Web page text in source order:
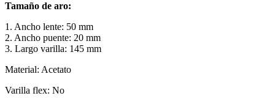
Tamaño de aro:
1. Ancho lente: 50 mm
2. Ancho puente: 20 mm
3. Largo varilla: 145 mm
Material: Acetato
Varilla flex: No